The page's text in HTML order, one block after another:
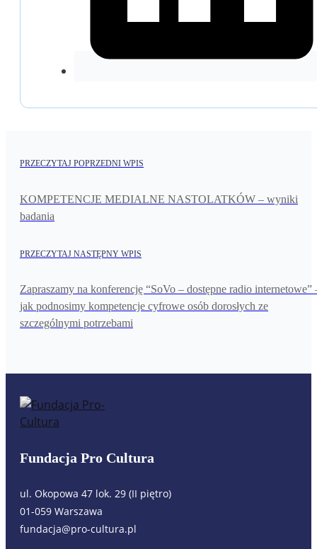
PRZECZYTAJ POPRZEDNI WPIS
KOMPETENCJE MEDIALNE NASTOLATKÓW – wyniki
badania
PRZECZYTAJ NASTĘPNY WPIS
Zapraszamy na konferencję “SoVo – dostępne radio internetowe”
jak podnosimy kompetencje cyfrowe osób dorosłych ze
szczególnymi potrzebami
Fundacja Pro Cultura
ul. Okopowa 47 lok. 29 (II piętro)
01-059 Warszawa
fundacja@pro-cultura.pl